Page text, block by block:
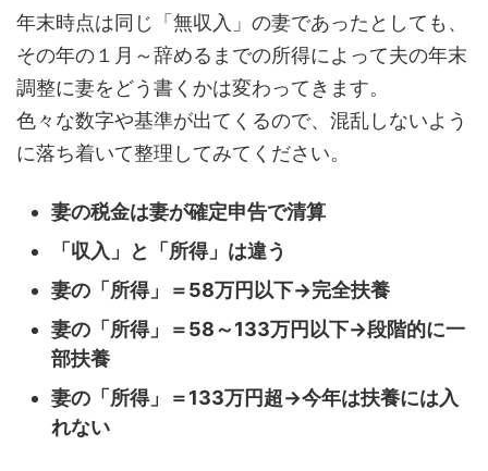
年末時点は同じ「無収入」の妻であったとしても、
その年の１月～辞めるまでの所得によって夫の年末
調整に妻をどう書くかは変わってきます。
色々な数字や基準が出てくるので、混乱しないよう
に落ち着いて整理してみてください。
妻の税金は妻が確定申告で清算
「収入」と「所得」は違う
妻の「所得」＝58万円以下→完全扶養
妻の「所得」＝58～133万円以下→段階的に一
部扶養
妻の「所得」＝133万円超→今年は扶養には入
れない